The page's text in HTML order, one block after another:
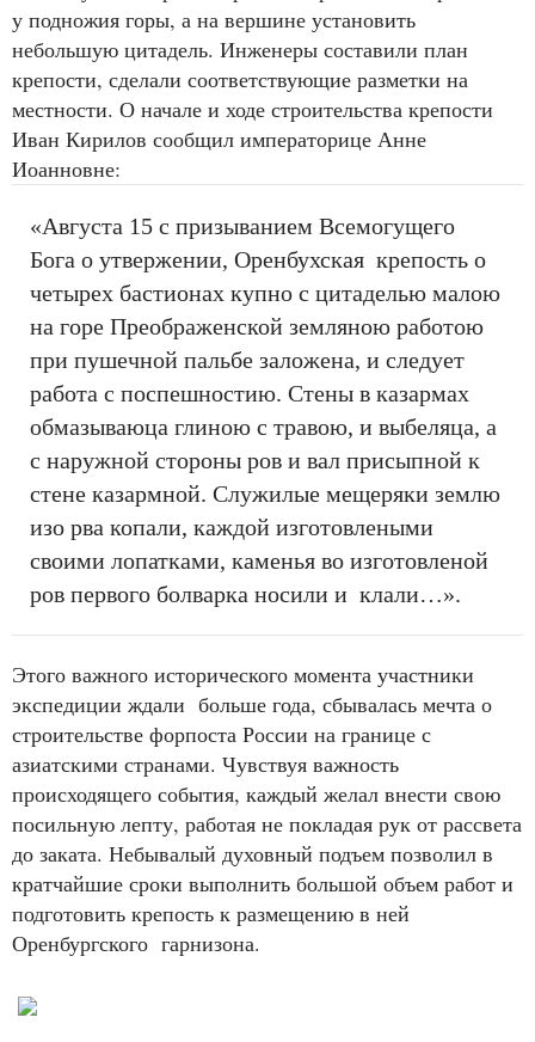
у подножия горы, а на вершине установить
небольшую цитадель. Инженеры составили план
крепости, сделали соответствующие разметки на
местности. О начале и ходе строительства крепости
Иван Кирилов сообщил императорице Анне
Иоанновне:
«Августа 15 с призыванием Всемогущего
Бога о утвержении, Оренбухская крепость о
четырех бастионах купно с цитаделью малою
на горе Преображенской земляною работою
при пушечной пальбе заложена, и следует
работа с поспешностию. Стены в казармах
обмазываюца глиною с травою, и выбеляца, а
с наружной стороны ров и вал присыпной к
стене казармной. Служилые мещеряки землю
изо рва копали, каждой изготовлеными
своими лопатками, каменья во изготовленой
ров первого болварка носили и клали…».
Этого важного исторического момента участники
экспедиции ждали больше года, сбывалась мечта о
строительстве форпоста России на границе с
азиатскими странами. Чувствуя важность
происходящего события, каждый желал внести свою
посильную лепту, работая не покладая рук от рассвета
до заката. Небывалый духовный подъем позволил в
кратчайшие сроки выполнить большой объем работ и
подготовить крепость к размещению в ней
Оренбургского гарнизона.